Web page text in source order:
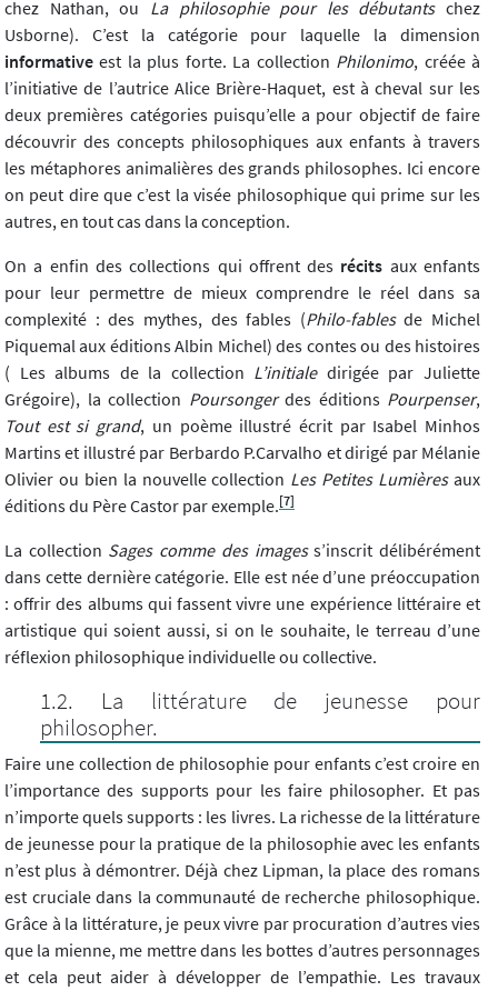
chez Nathan, ou La philosophie pour les débutantschez
Usborne). C’est la catégorie pour laquelle la dimension
informative est la plus forte. La collection Philonimo, créée à
l’initiative de l’autrice Alice Brière-Haquet, est à cheval sur les
deux premières catégories puisqu’elle a pour objectif de faire
découvrir des concepts philosophiques aux enfants à travers
les métaphores animalières des grands philosophes. Ici encore
on peut dire que c’est la visée philosophique qui prime sur les
autres, en tout cas dans la conception.
On a enfin des collections qui offrent des récits ​​​aux enfants
pour leur permettre de mieux comprendre le réel dans sa
complexité : des mythes, des fables (Philo-fablesde Michel
Piquemal aux éditions Albin Michel) des contes ou des histoires
( Les albums de la collection L’initialedirigée par Juliette
Grégoire), la collection Poursongerdes éditions Pourpenser,
Tout est si grand, un poème illustré écrit par Isabel Minhos
Martins et illustré par Berbardo P.Carvalho et dirigé par Mélanie
Olivier ou bien la nouvelle collection Les Petites Lumièresaux
éditions du Père Castor par exemple.[7]
La collection Sages comme des imagess’inscrit délibérément
dans cette dernière catégorie. Elle est née d’une préoccupation
: offrir des albums qui fassent vivre une expérience littéraire et
artistique qui soient aussi, si on le souhaite, le terreau d’une
réflexion philosophique individuelle ou collective.
La littérature de jeunesse pour
philosopher.
Faire une collection de philosophie pour enfants c’est croire en
l’importance des supports pour les faire philosopher. Et pas
n’importe quels supports : les livres. La richesse de la littérature
de jeunesse pour la pratique de la philosophie avec les enfants
n’est plus à démontrer. Déjà chez Lipman, la place des romans
est cruciale dans la communauté de recherche philosophique.
Grâce à la littérature, je peux vivre par procuration d’autres vies
que la mienne, me mettre dans les bottes d’autres personnages
et cela peut aider à développer de l’empathie. Les travaux